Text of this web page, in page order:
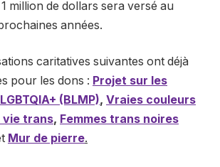
million de dollars sera versé au
années.
caritatives suivantes ont déjà
pour les dons : Projet sur les
(BLMP), Vraies couleurs
vie trans, Femmes trans noires
Mur de pierre.